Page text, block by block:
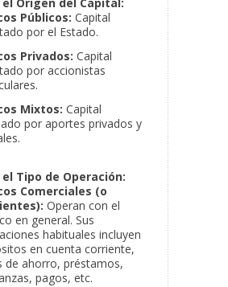
el Origen del Capital:
Públicos: Capital
por el Estado.
Privados: Capital
por accionistas
Mixtos: Capital
por aportes privados y
el Tipo de Operación:
Comerciales (o
Operan con el
en general. Sus
habituales incluyen
en cuenta corriente,
de ahorro, préstamos,
pagos, etc.